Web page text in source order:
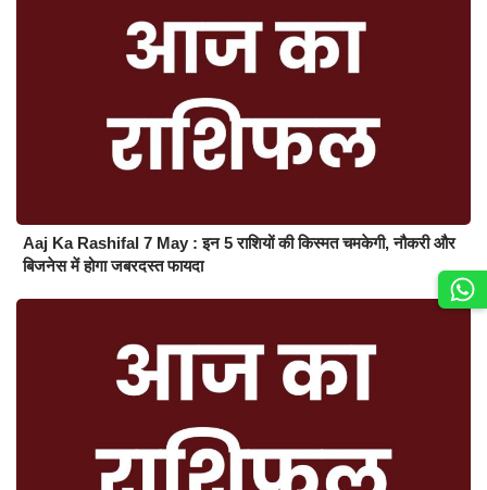
Aaj Ka Rashifal 7 May : इन 5 राशियों की किस्मत चमकेगी, नौकरी और
बिजनेस में होगा जबरदस्त फायदा